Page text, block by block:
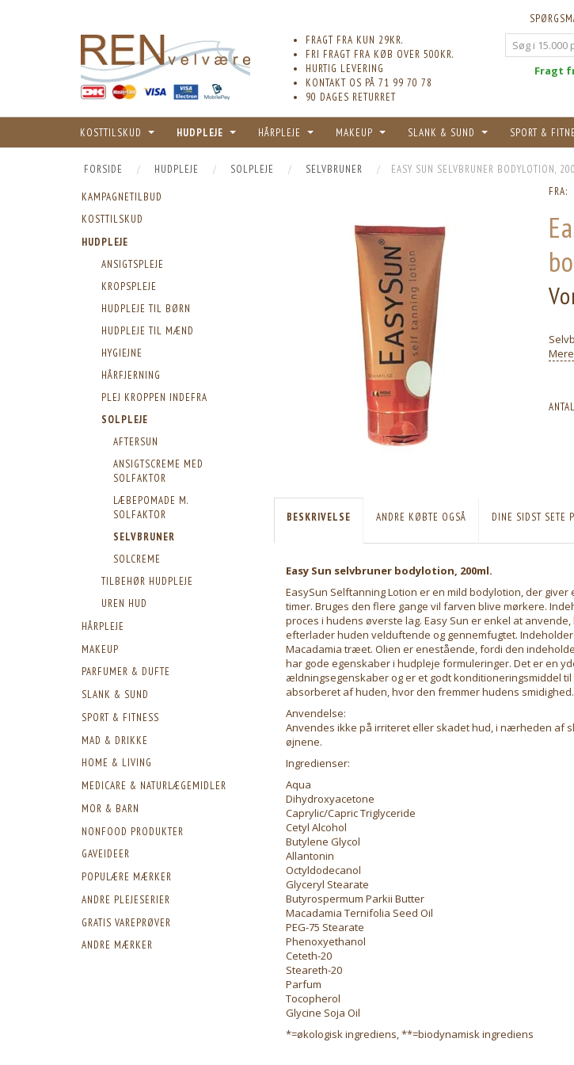
FRAGT FRA KUN 29KR.
FRI FRAGT FRA KØB OVER 500KR.
HURTIG LEVERING
KONTAKT OS PÅ 71 99 70 78
90 DAGES RETURRET
Fragt
KOSTTILSKUD HUDPLEJE HÅRPLEJE MAKEUP SLANK & SUND SPORT &
FORSIDE HUDPLEJE SOLPLEJE SELVBRUNER EASY SUN SELVBRUNER BODYLOTION,
KAMPAGNETILBUD
KOSTTILSKUD
HUDPLEJE
ANSIGTSPLEJE
KROPSPLEJE
HUDPLEJE TIL BØRN
HUDPLEJE TIL MÆND
HYGIEJNE
HÅRFJERNING
PLEJ KROPPEN INDEFRA
SOLPLEJE
AFTERSUN
ANSIGTSCREME MED
SOLFAKTOR
LÆBEPOMADE M.
SOLFAKTOR
SELVBRUNER
SOLCREME
TILBEHØR HUDPLEJE
UREN HUD
HÅRPLEJE
MAKEUP
PARFUMER & DUFTE
SLANK & SUND
SPORT & FITNESS
MAD & DRIKKE
HOME & LIVING
MEDICARE & NATURLÆGEMIDLER
MOR & BARN
NONFOOD PRODUKTER
GAVEIDEER
POPULÆRE MÆRKER
ANDRE PLEJESERIER
GRATIS VAREPRØVER
ANDRE MÆRKER
FRA:
ANTAL
BESKRIVELSE ANDRE KØBTE OGSÅ DINE SIDST SETE
Easy Sun selvbruner bodylotion, 200ml.
EasySun Selftanning Lotion er en mild bodylotion, der
timer. Bruges den flere gange vil farven blive mørkere.
proces i hudens øverste lag. Easy Sun er enkel at
efterlader huden velduftende og gennemfugtet. Indeholder
Macadamia træet. Olien er enestående, fordi den
har gode egenskaber i hudpleje formuleringer. Det er en
ældningsegenskaber og er et godt konditioneringsmiddel
absorberet af huden, hvor den fremmer hudens smidighed.
Anvendelse:
Anvendes ikke på irriteret eller skadet hud, i nærheden af
øjnene.
Ingredienser:
Aqua
Dihydroxyacetone
Caprylic/Capric Triglyceride
Cetyl Alcohol
Butylene Glycol
Allantonin
Octyldodecanol
Glyceryl Stearate
Butyrospermum Parkii Butter
Macadamia Ternifolia Seed Oil
PEG-75 Stearate
Phenoxyethanol
Ceteth-20
Steareth-20
Parfum
Tocopherol
Glycine Soja Oil
*=økologisk ingrediens, **=biodynamisk ingrediens